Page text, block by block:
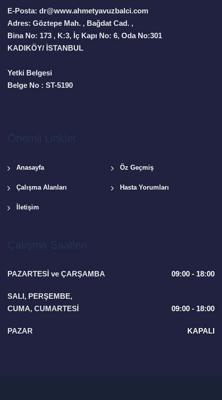
E-Posta: dr@www.ahmetyavuzbalci.com
Adres: Göztepe Mah. , Bağdat Cad. ,
Bina No: 173 , K:3, İç Kapı No: 6, Oda No:301
KADIKÖY/ İSTANBUL
Yetki Belgesi
Belge No : ST-5190
Anasayfa Öz Geçmiş
Çalışma Alanları Hasta Yorumları
İletişim
PAZARTESİ ve ÇARŞAMBA 09:00 - 18:00
SALI, PERŞEMBE,
CUMA, CUMARTESİ
09:00 - 18:00
PAZAR KAPALI